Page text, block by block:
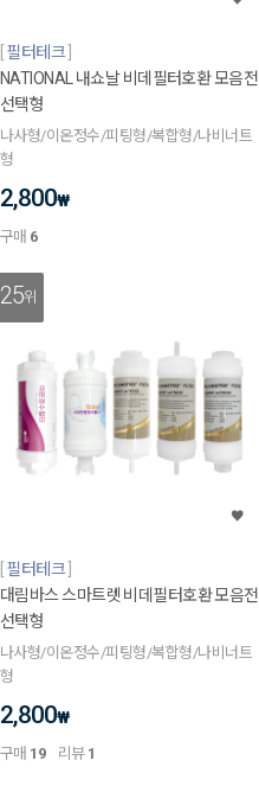
필터테크
NATIONAL 내쇼날 비데필터호환 모음전
선택형
나사형/이온정수/피팅형/복합형/나비너트
형
2,800₩
구매 6
25위
필터테크
대림바스 스마트렛 비데필터호환 모음전
선택형
나사형/이온정수/피팅형/복합형/나비너트
형
2,800₩
구매 19 리뷰 1